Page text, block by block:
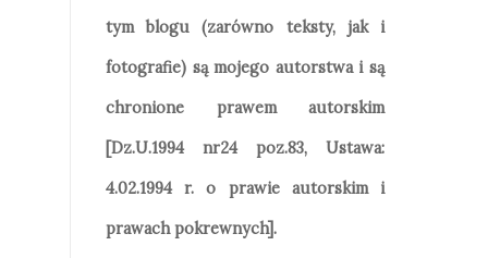
tym blogu (zarówno teksty, jak i
fotografie) są mojego autorstwa i są
chronione prawem autorskim
[Dz.U.1994 nr24 poz.83, Ustawa:
4.02.1994 r. o prawie autorskim i
prawach pokrewnych].